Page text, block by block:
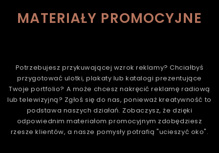
MATERIAŁY PROMOCYJNE
Potrzebujesz przykuwającej wzrok reklamy? Chciałbyś
przygotować ulotki, plakaty lub katalogi prezentujące
Twoje portfolio? A może chcesz nakręcić reklamę radiową
lub telewizyjną? Zgłoś się do nas, ponieważ kreatywność to
podstawa naszych działań. Zobaczysz, że dzięki
odpowiednim materiałom promocyjnym zdobędziesz
rzesze klientów, a nasze pomysły potrafią "ucieszyć oko".